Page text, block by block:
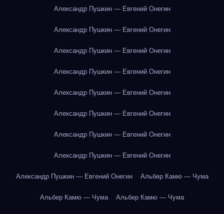
Александр Пушкин — Евгений Онегин
Александр Пушкин — Евгений Онегин
Александр Пушкин — Евгений Онегин
Александр Пушкин — Евгений Онегин
Александр Пушкин — Евгений Онегин
Александр Пушкин — Евгений Онегин
Александр Пушкин — Евгений Онегин
Александр Пушкин — Евгений Онегин
Александр Пушкин — Евгений Онегин Альбер Камю — Чума
Альбер Камю — Чума Альбер Камю — Чума